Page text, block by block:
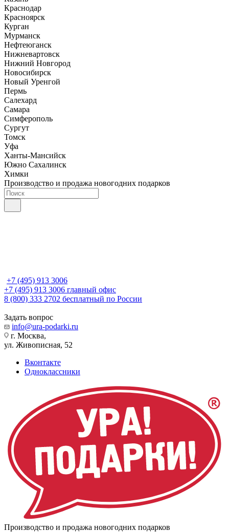
Краснодар
Красноярск
Курган
Мурманск
Нефтеюганск
Нижневартовск
Нижний Новгород
Новосибирск
Новый Уренгой
Пермь
Салехард
Самара
Симферополь
Сургут
Томск
Уфа
Ханты-Мансийск
Южно Сахалинск
Химки
Производство и продажа новогодних подарков
+7 (495) 913 3006
+7 (495) 913 3006 главный офис
8 (800) 333 2702 бесплатный по России
Задать вопрос
info@ura-podarki.ru
г. Москва,
ул. Живописная, 52
Вконтакте
Одноклассники
Производство и продажа новогодних подарков